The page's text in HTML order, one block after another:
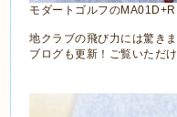
モダートゴルフのMA01D+R
地クラブの飛び力には驚き
ブログも更新！ご覧いただ